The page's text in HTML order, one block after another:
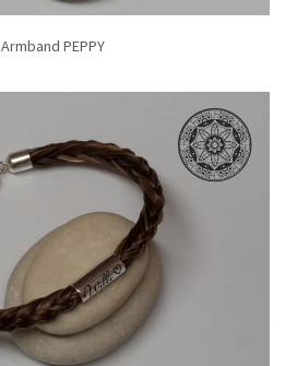
Armband PEPPY